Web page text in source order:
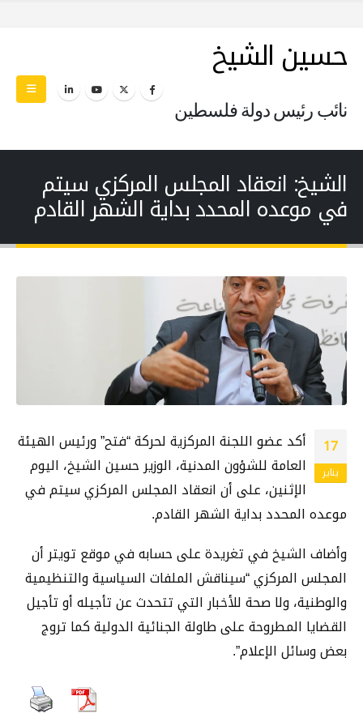
حسين الشيخ
نائب رئيس دولة فلسطين
الشيخ: انعقاد المجلس المركزي سيتم
في موعده المحدد بداية الشهر القادم
17
يناير
أكد عضو اللجنة المركزية لحركة “فتح” ورئيس الهيئة
العامة للشؤون المدنية، الوزير حسين الشيخ، اليوم
الإثنين، على أن انعقاد المجلس المركزي سيتم في
موعده المحدد بداية الشهر القادم.
وأضاف الشيخ في تغريدة على حسابه في موقع تويتر أن
المجلس المركزي “سيناقش الملفات السياسية والتنظيمية
والوطنية، ولا صحة للأخبار التي تتحدث عن تأجيله أو تأجيل
القضايا المطروحة على طاولة الجنائية الدولية كما تروج
بعض وسائل الإعلام”.